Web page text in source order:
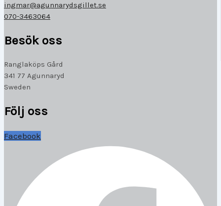
ingmar@agunnarydsgillet.se
070-3463064
Besök oss
Ranglaköps Gård
341 77 Agunnaryd
Sweden
Följ oss
Facebook